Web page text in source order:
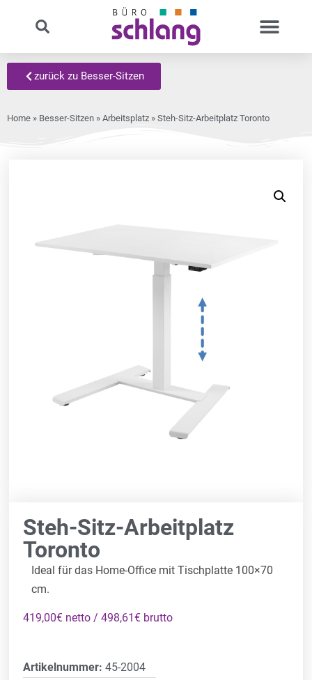
zurück zu Besser-Sitzen
Home » Besser-Sitzen » Arbeitsplatz » Steh-Sitz-Arbeitplatz Toronto
Steh-Sitz-Arbeitplatz
Toronto
Ideal für das Home-Office mit Tischplatte 100×70
cm.
419,00€ netto / 498,61€ brutto
Artikelnummer:45-2004